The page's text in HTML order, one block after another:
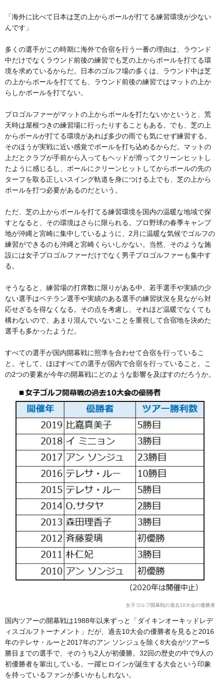
「海外に比べて日本は芝の上からボールが打てる練習環境が少ない
んです」
多くの選手がこの時期に海外で合宿を行う一番の理由は、ラウンド
中だけでなくラウンド前後の練習でも芝の上からボールを打てる環
境を求めているからだ。日本のゴルフ場の多くは、ラウンド中は芝
の上からボールを打てても、ラウンド前後の練習ではマットの上か
らしかボールを打てない。
プロゴルファーがマットの上からボールを打たないかというと、荒
天時は屋根つきの練習場に行ったりすることもある。でも、芝の上
からボールが打てる環境があれば多少の雨でも気にせず練習する。
そのほうが実戦に近い感覚でボールを打ち込めるからだ。マットの
上だとクラブが手前から入ってもヘッドが滑ってクリーンヒットし
たように感じるし、ボールにクリーンヒットしてからボールの先の
ターフを取る正しいスイング軌道を身につける上でも、芝の上から
ボールを打つ必要があるのだという。
ただ、芝の上からボールを打てる練習環境を国内の温暖な地域で探
すとなると、その環境はさらに限られる。プロ野球の春季キャンプ
地が沖縄と宮崎に集中しているように、2月に温暖な気候でゴルフの
練習ができるのも沖縄と宮崎くらいしかない。当然、そのような施
設には女子プロゴルファーだけでなく男子プロゴルファーも集中す
る。
そうなると、練習場の打席数に限りがある中、若手選手や実績の少
ない選手はベテラン選手や実績のある選手の練習状況を見ながら対
応せざるを得なくなる。その点を考慮し、それほど温暖でなくても
構わないので、あまり混んでいないことを重視して合宿地を決めた
選手も多かったようだ。
すべての選手が国内開幕戦に照準を合わせて合宿を行っているこ
と。そして、ほぼすべての選手が国内で合宿を行っていること。こ
の2つの要素が今年の開幕戦にどのような影響を及ぼすのだろうか。
女子ゴルフ開幕戦の過去10大会の優勝者
国内ツアーの開幕戦は1988年以来ずっと「ダイキンオーキッドレデ
ィスゴルフトーナメント」だが、過去10大会の優勝者を見ると2016
年のテレサ・ルーと2017年のアン ソンジュを除く8大会がツアー5
勝目までの選手で、そのうち2人が初優勝。32回の歴史の中で9人の
初優勝者を輩出している。一躍ヒロインが誕生する大会という印象
を持っているファンが多いかもしれない。